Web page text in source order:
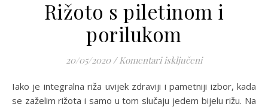
Rižoto s piletinom i
porilukom
20/05/2020 / Komentari isključeniza Rižoto s
Iako je integralna riža uvijek zdraviji i pametniji izbor, kada
se zaželim rižota i samo u tom slučaju jedem bijelu rižu. Na